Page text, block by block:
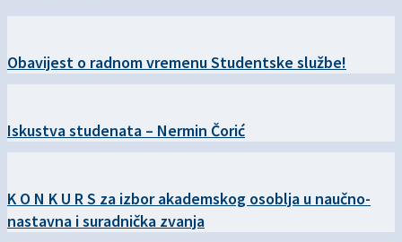
Obavijest o radnom vremenu Studentske službe!
Iskustva studenata – Nermin Čorić
K O N K U R S za izbor akademskog osoblja u naučno-
nastavna i suradnička zvanja